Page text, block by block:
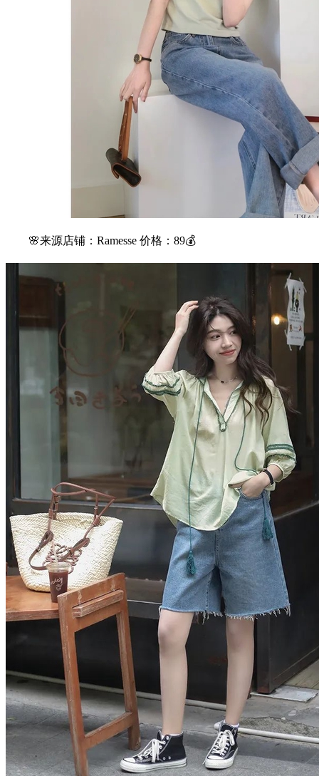
🌸来源店铺：Ramesse 价格：89💰